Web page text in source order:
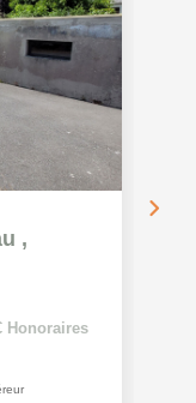
,
Honoraires